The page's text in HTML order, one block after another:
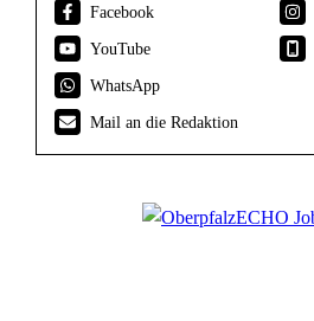
Facebook
YouTube
WhatsApp
Mail an die Redaktion